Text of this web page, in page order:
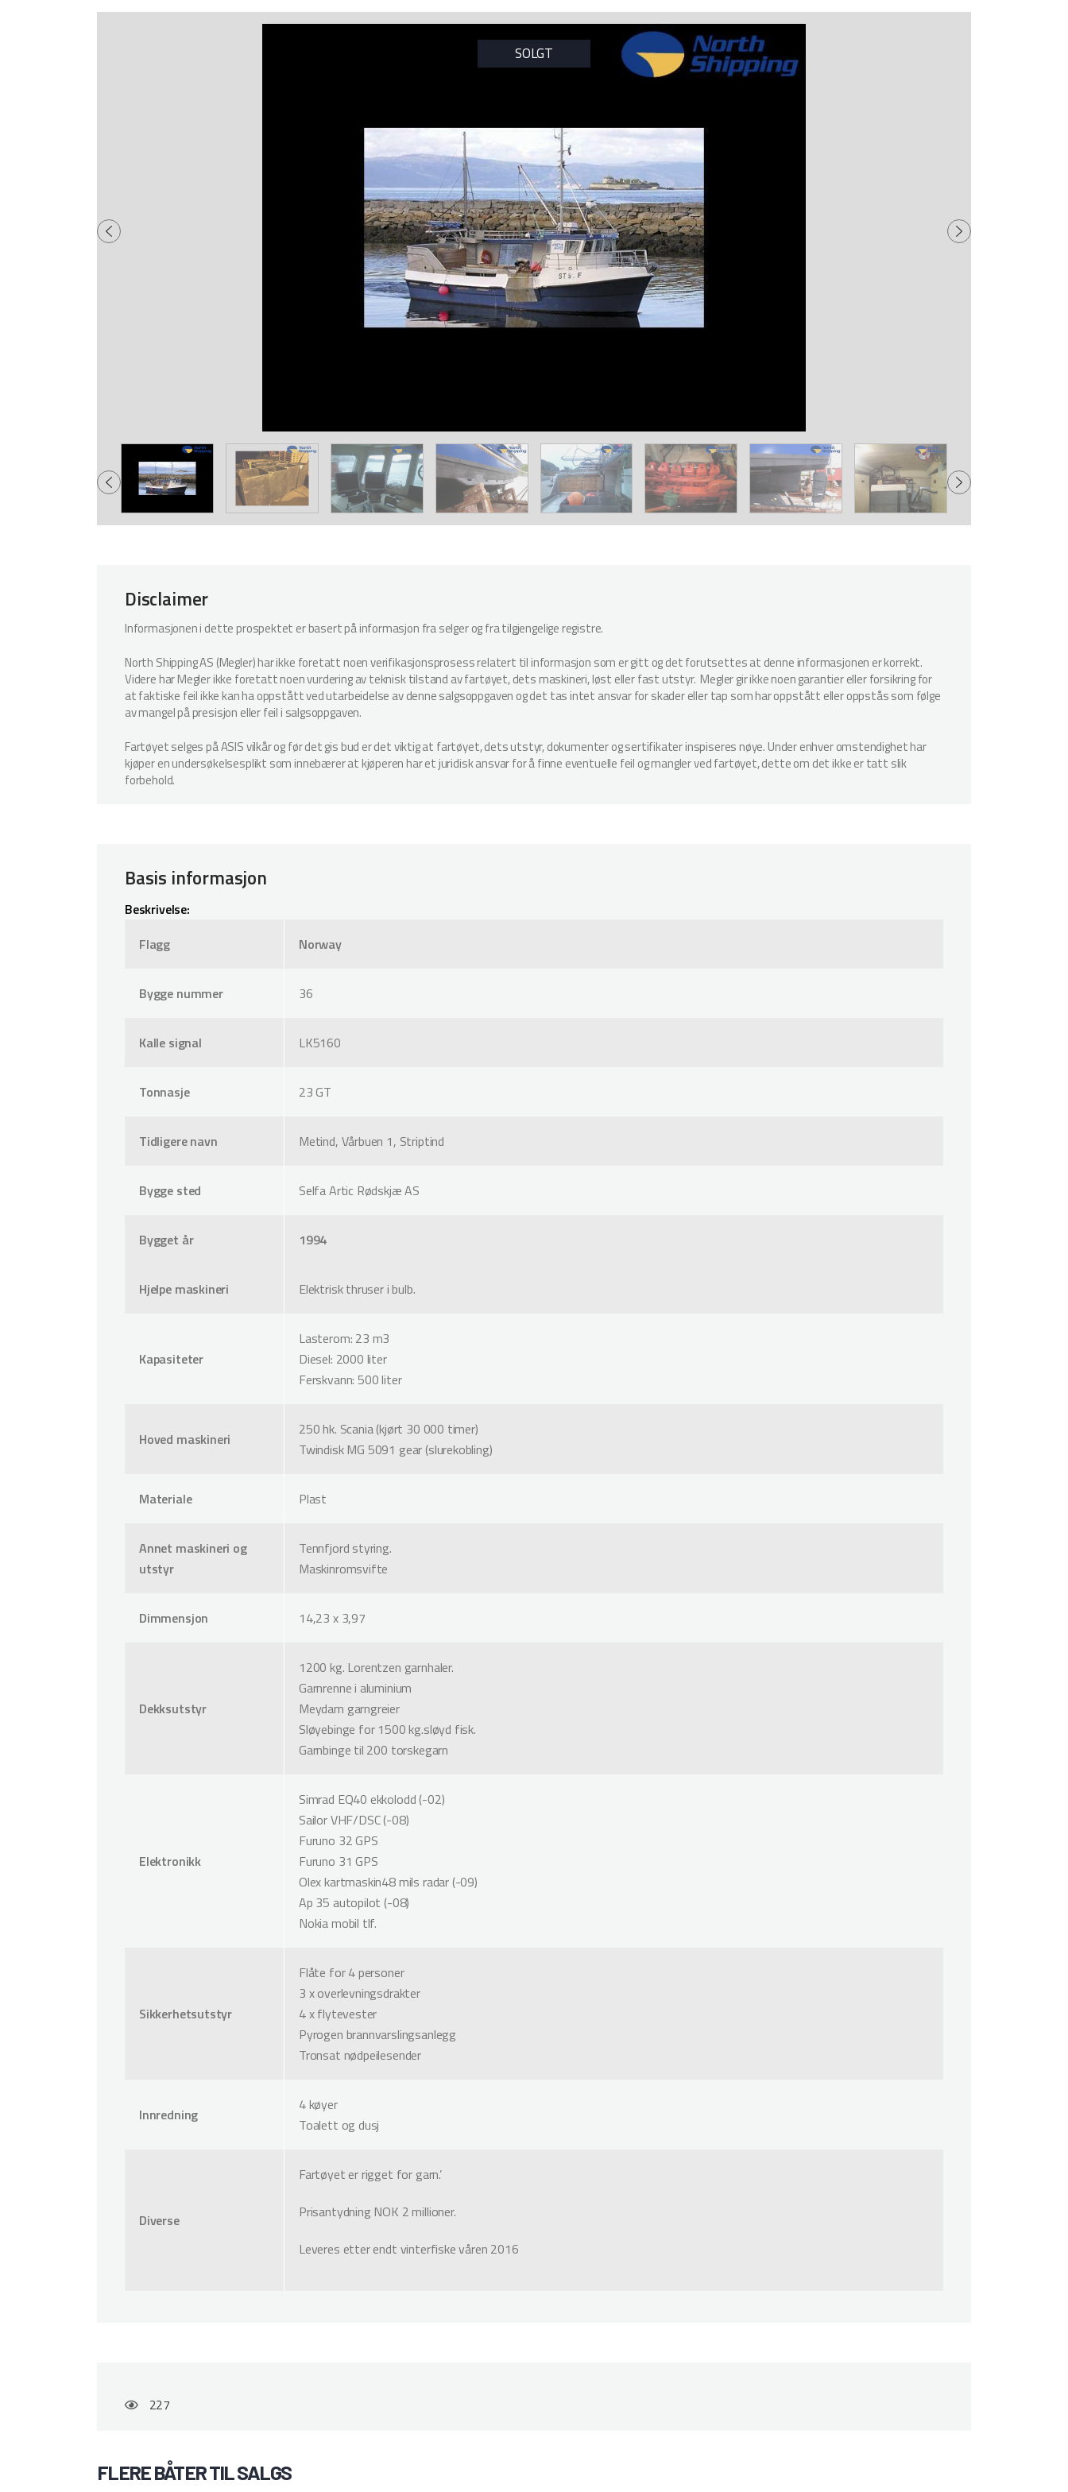
SOLGT
Disclaimer
Informasjonen i dette prospektet er basert på informasjon fra selger og fra tilgjengelige registre.
North Shipping AS (Megler) har ikke foretatt noen verifikasjonsprosess relatert til informasjon som er gitt og det forutsettes at denne informasjonen er korrekt.
Videre har Megler ikke foretatt noen vurdering av teknisk tilstand av fartøyet, dets maskineri, løst eller fast utstyr. Megler gir ikke noen garantier eller forsikring for
at faktiske feil ikke kan ha oppstått ved utarbeidelse av denne salgsoppgaven og det tas intet ansvar for skader eller tap som har oppstått eller oppstås som følge
av mangel på presisjon eller feil i salgsoppgaven.
Fartøyet selges på ASIS vilkår og før det gis bud er det viktig at fartøyet, dets utstyr, dokumenter og sertifikater inspiseres nøye. Under enhver omstendighet har
kjøper en undersøkelsesplikt som innebærer at kjøperen har et juridisk ansvar for å finne eventuelle feil og mangler ved fartøyet, dette om det ikke er tatt slik
forbehold.
Basis informasjon
Beskrivelse:
Flagg
Norway
Bygge nummer 36
Kalle signal LK5160
Tonnasje 23 GT
Tidligere navn Metind, Vårbuen 1, Striptind
Bygge sted Selfa Artic Rødskjæ AS
Bygget år 1994
Hjelpe maskineri Elektrisk thruser i bulb.
Kapasiteter
Lasterom: 23 m3
Diesel: 2000 liter
Ferskvann: 500 liter
Hoved maskineri
250 hk. Scania (kjørt 30 000 timer)
Twindisk MG 5091 gear (slurekobling)
Materiale Plast
Annet maskineri og
utstyr
Tennfjord styring.
Maskinromsvifte
Dimmensjon 14,23 x 3,97
Dekksutstyr
1200 kg. Lorentzen garnhaler.
Garnrenne i aluminium
Meydam garngreier
Sløyebinge for 1500 kg.sløyd fisk.
Garnbinge til 200 torskegarn
Elektronikk
Simrad EQ40 ekkolodd (-02)
Sailor VHF/DSC (-08)
Furuno 32 GPS
Furuno 31 GPS
Olex kartmaskin48 mils radar (-09)
Ap 35 autopilot (-08)
Nokia mobil tlf.
Sikkerhetsutstyr
Flåte for 4 personer
3 x overlevningsdrakter
4 x flytevester
Pyrogen brannvarslingsanlegg
Tronsat nødpeilesender
Innredning
4 køyer
Toalett og dusj
Diverse
Fartøyet er rigget for garn.’
Prisantydning NOK 2 millioner.
Leveres etter endt vinterfiske våren 2016
227
FLERE BÅTER TIL SALGS